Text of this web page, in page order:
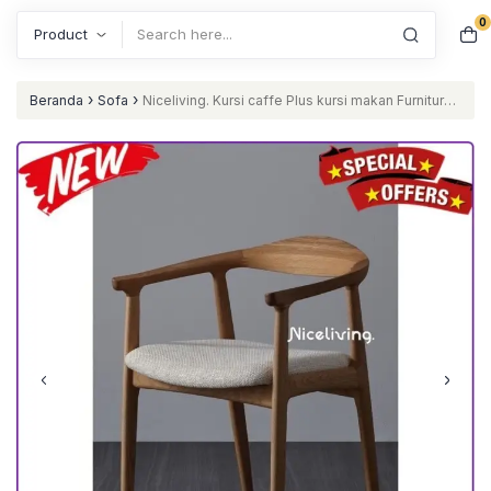
0
Beranda › Sofa › Niceliving. Kursi caffe Plus kursi makan Furniture